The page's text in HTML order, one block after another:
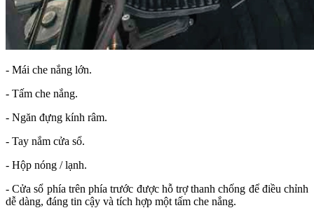
- Mái che nắng lớn.
- Tấm che nắng.
- Ngăn đựng kính râm.
- Tay nắm cửa sổ.
- Hộp nóng / lạnh.
- Cửa sổ phía trên phía trước được hỗ trợ thanh chống để điều chỉnh
dễ dàng, đáng tin cậy và tích hợp một tấm che nắng.